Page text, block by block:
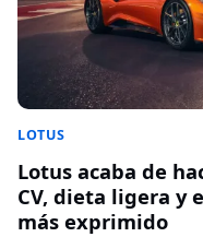
LOTUS
Lotus acaba de
CV, dieta ligera y
más exprimido